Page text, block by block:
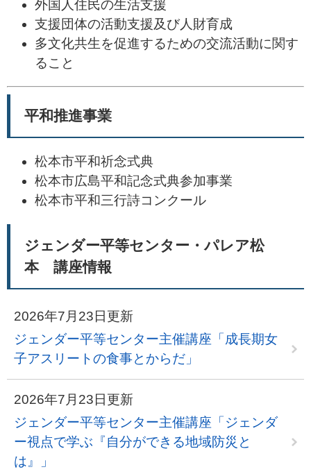
外国人住民の生活支援
支援団体の活動支援及び人財育成
多文化共生を促進するための交流活動に関す
ること
平和推進事業
松本市平和祈念式典
松本市広島平和記念式典参加事業
松本市平和三行詩コンクール
ジェンダー平等センター・パレア松
本 講座情報
2026年7月23日更新
ジェンダー平等センター主催講座「成長期女
子アスリートの食事とからだ」
2026年7月23日更新
ジェンダー平等センター主催講座「ジェンダ
ー視点で学ぶ『自分ができる地域防災と
は』」